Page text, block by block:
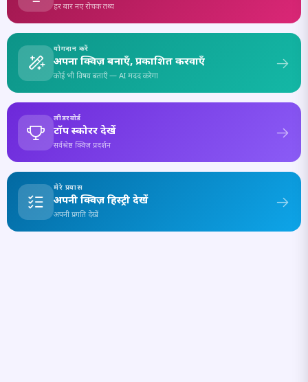
हर बार नए रोचक तथ्य
योगदान करें
अपना क्विज़ बनाएँ, प्रकाशित करवाएँ
कोई भी विषय बताएँ — AI मदद करेगा
लीडरबोर्ड
टॉप स्कोरर देखें
सर्वश्रेष्ठ क्विज़ प्रदर्शन
मेरे प्रयास
अपनी क्विज़ हिस्ट्री देखें
अपनी प्रगति देखें